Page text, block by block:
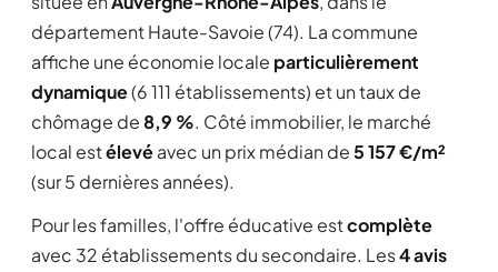
département Haute-Savoie (74). La commune
affiche une économie locale particulièrement
dynamique(6 111 établissements) et un taux de
chômage de8,9 %. Côté immobilier, le marché
local estélevéavec un prix médian de5 157 €/m²
(sur 5 dernières années).
Pour les familles, l'offre éducative estcomplète
avec 32 établissements du secondaire. Les4 avis